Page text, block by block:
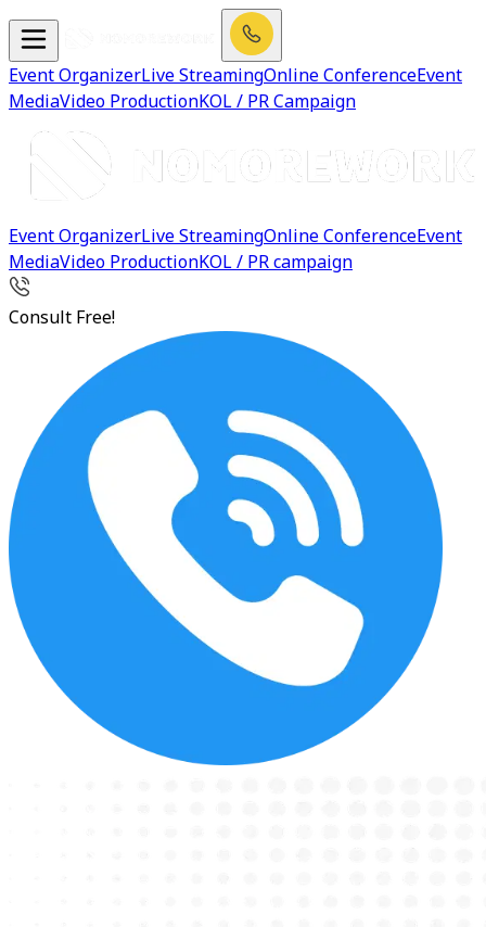
Event OrganizerLive StreamingOnline ConferenceEvent
MediaVideo ProductionKOL / PR Campaign
Event OrganizerLive StreamingOnline ConferenceEvent
MediaVideo ProductionKOL / PR campaign
Consult Free!